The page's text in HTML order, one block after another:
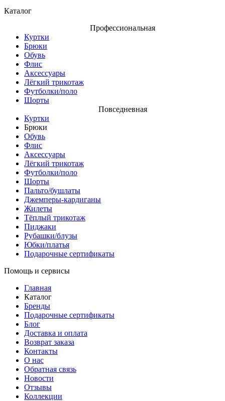
Каталог
Профессиональная
Куртки
Брюки
Обувь
Флис
Аксессуары
Лёгкий трикотаж
Футболки/поло
Шорты
Повседневная
Куртки
Брюки
Обувь
Флис
Аксессуары
Лёгкий трикотаж
Футболки/поло
Шорты
Пальто/бушлаты
Джемперы-кардиганы
Жилеты
Тёплый трикотаж
Пиджаки
Рубашки/блузы
Юбки/платья
Подарочные сертификаты
Помощь и сервисы
Главная
Каталог
Бренды
Подарочные сертификаты
Блог
Доставка и оплата
Возврат заказа
Контакты
О нас
Обратная связь
Новости
Отзывы
Коллекции